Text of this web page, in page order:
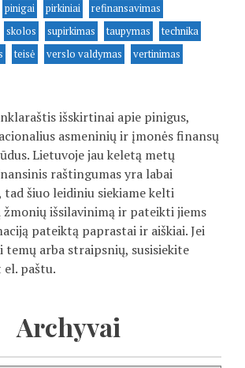
pinigai pirkiniai
refinansavimas
skolos supirkimas taupymas
technika
teisė verslo valdymas
vertinimas
išskirtinai apie pinigus,
asmeninių ir įmonės finansų
Lietuvoje jau keletą metų
raštingumas yra labai
tad šiuo leidiniu siekiame kelti
išsilavinimą ir pateikti jiems
pateiktą paprastai ir aiškiai. Jei
arba straipsnių, susisiekite
el. paštu.
Archyvai